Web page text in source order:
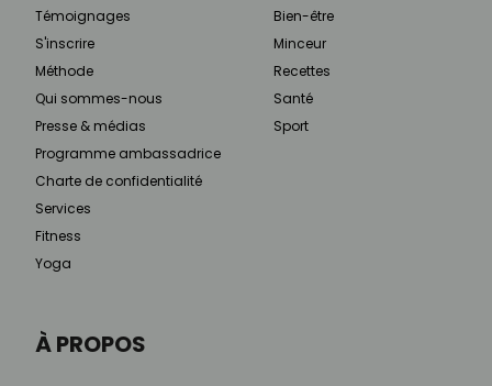
À PROPOS
Témoignages
S'inscrire
Méthode
Qui sommes-nous
Presse & médias
Programme ambassadrice
Charte de confidentialité
Services
Fitness
Yoga
Bien-être
Minceur
Recettes
Santé
Sport